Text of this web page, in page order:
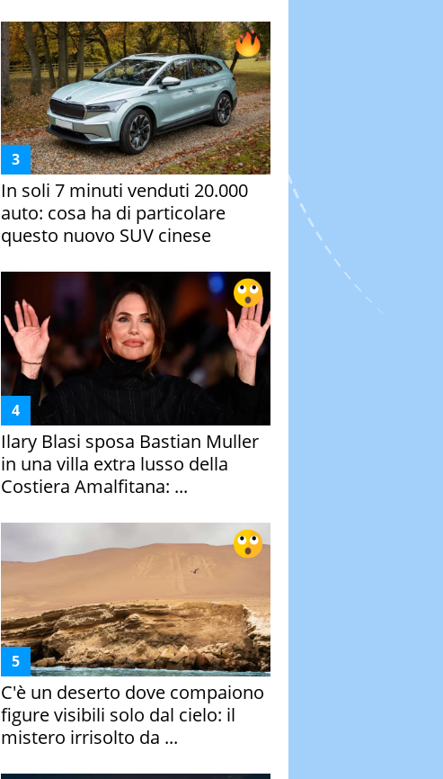
In soli 7 minuti venduti 20.000
auto: cosa ha di particolare
questo nuovo SUV cinese
Ilary Blasi sposa Bastian Muller
in una villa extra lusso della
Costiera Amalfitana: ...
C'è un deserto dove compaiono
figure visibili solo dal cielo: il
mistero irrisolto da ...